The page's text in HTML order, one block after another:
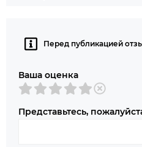
Перед публикацией
Ваша оценка
Представьтесь,